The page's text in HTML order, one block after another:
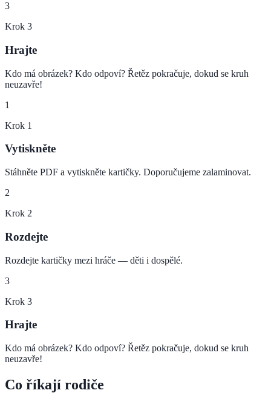
3
Krok 3
Hrajte
Kdo má obrázek? Kdo odpoví? Řetěz pokračuje, dokud se kruh
neuzavře!
1
Krok 1
Vytiskněte
Stáhněte PDF a vytiskněte kartičky. Doporučujeme zalaminovat.
2
Krok 2
Rozdejte
Rozdejte kartičky mezi hráče — děti i dospělé.
3
Krok 3
Hrajte
Kdo má obrázek? Kdo odpoví? Řetěz pokračuje, dokud se kruh
neuzavře!
Co říkají rodiče